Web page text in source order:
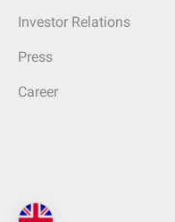
Investor Relations
Press
Career